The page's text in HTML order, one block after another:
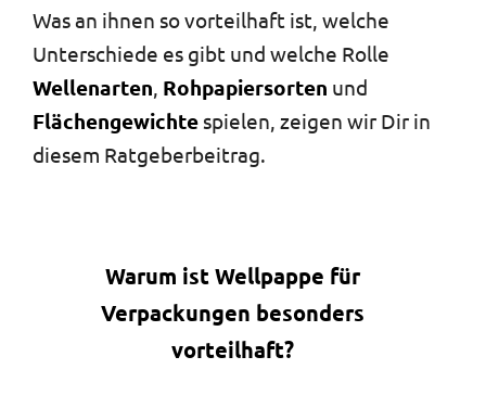
Was an ihnen so vorteilhaft ist, welche
Unterschiede es gibt und welche Rolle
Wellenarten, Rohpapiersorten und
Flächengewichte spielen, zeigen wir Dir in
diesem Ratgeberbeitrag.
Warum ist Wellpappe für
Verpackungen besonders
vorteilhaft?